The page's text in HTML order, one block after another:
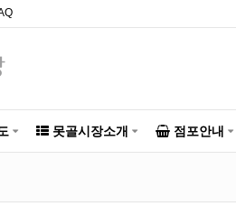
못골시장소개 점포안내